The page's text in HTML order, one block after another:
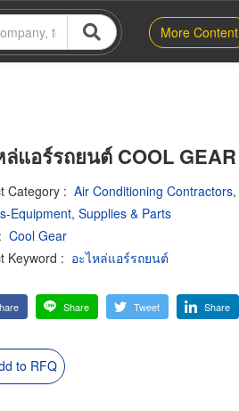
More Content
ล่แอร์รถยนต์ COOL GEAR
Category : Air Conditioning Contractors,
Equipment, Supplies & Parts
: Cool Gear
Keyword : อะไหล่แอร์รถยนต์
Share Tweet Share
to RFQ